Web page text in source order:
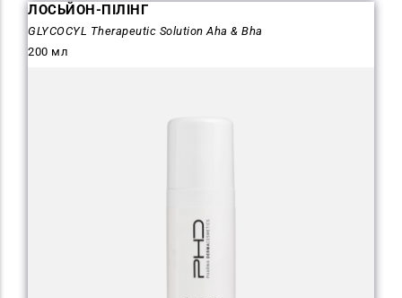
ЛОСЬЙОН-ПІЛІНГ
GLYCOCYL Therapeutic Solution Aha & Bha
200 мл